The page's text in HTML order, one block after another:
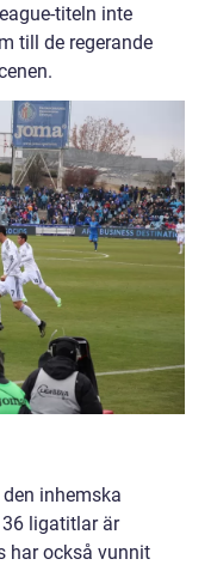
titeln inte
till de regerande
inhemska
ligatitlar är
har också vunnit